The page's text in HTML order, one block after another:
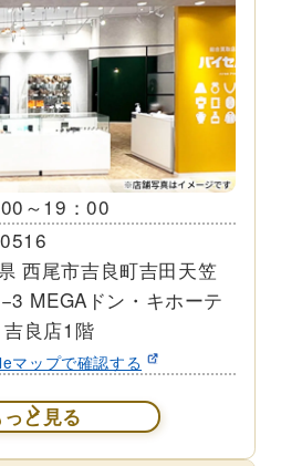
～19：00
西尾市吉良町吉田天笠
MEGAドン・キホーテ
良店1階
マップで確認する
っと見る